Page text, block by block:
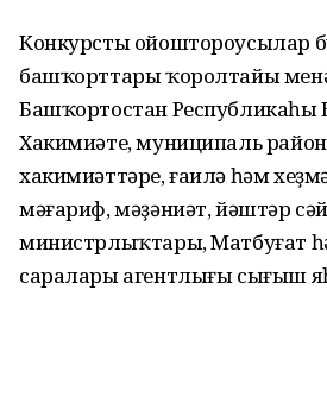
Конкурсты ойоштороусылар
башҡорттары ҡоролтайы
Башҡортостан
Хакимиәте, муниципаль
хакимиәттәре, ғаилә һәм
мәғариф, мәҙәниәт, йәштәр
министрлыҡтары, Матбуғат
саралары агентлығы сығыш